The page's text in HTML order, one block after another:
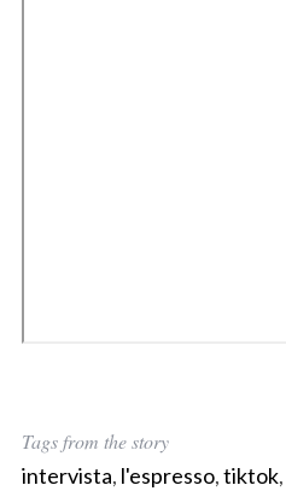
Tags from the story
intervista, l'espresso,tiktok,